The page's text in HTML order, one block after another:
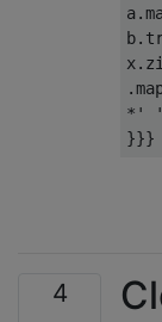
a.
b.
x.
.
* ' '
}}}
4